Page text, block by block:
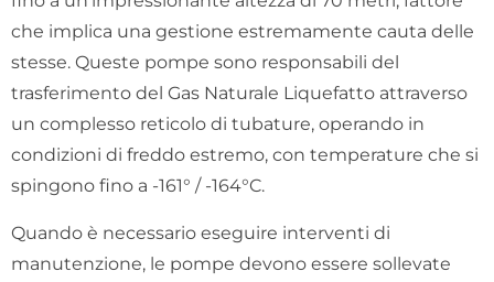
che implica una gestione estremamente cauta delle
stesse. Queste pompe sono responsabili del
trasferimento del Gas Naturale Liquefatto attraverso
un complesso reticolo di tubature, operando in
condizioni di freddo estremo, con temperature che si
spingono fino a -161° / -164°C.
Quando è necessario eseguire interventi di
manutenzione, le pompe devono essere sollevate